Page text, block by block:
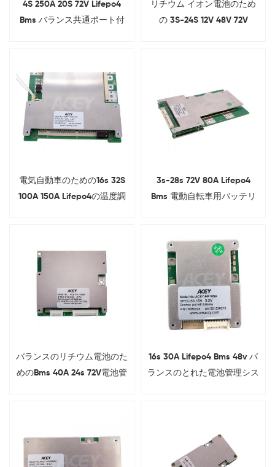
4S 250A 20S 72V Lifepo4
Bms バランス共通ポート付
リチウム イオン電池のため
の 3S-24S 12V 48V 72V
電気自動車のための16s 32S
100A 150A Lifepo4の温度調
3s-28s 72V 80A Lifepo4
Bms 電動自転車用バッテリ
バランスのリチウム電池のた
めのBms 40A 24s 72V電池管
16s 30A Lifepo4 Bms 48v バ
ランスのとれた電池管理シス